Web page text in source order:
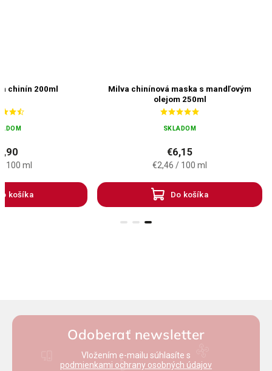
chinín 200ml
100 ml
košíka
Milva chinínová maska s mandľovým
olejom 250ml
SKLADOM
€6,15
€2,46 / 100 ml
Do košíka
Odoberať newsletter
Vložením e-mailu súhlasíte s
podmienkami ochrany osobných údajov